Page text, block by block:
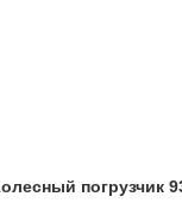
погрузчик